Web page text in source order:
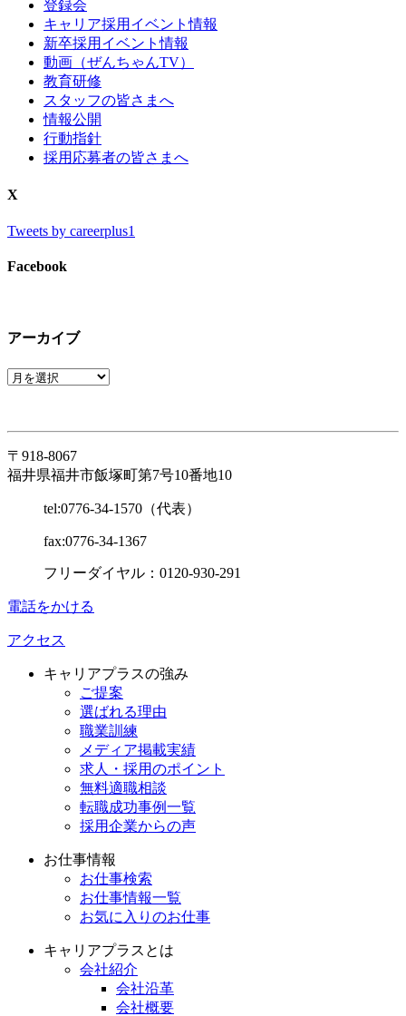
登録会
キャリア採用イベント情報
新卒採用イベント情報
動画（ぜんちゃんTV）
教育研修
スタッフの皆さまへ
情報公開
行動指針
採用応募者の皆さまへ
X
Tweets by careerplus1
Facebook
アーカイブ
〒918-8067
福井県福井市飯塚町第7号10番地10
tel:0776-34-1570（代表）
fax:0776-34-1367
フリーダイヤル：0120-930-291
電話をかける
アクセス
キャリアプラスの強み
ご提案
選ばれる理由
職業訓練
メディア掲載実績
求人・採用のポイント
無料適職相談
転職成功事例一覧
採用企業からの声
お仕事情報
お仕事検索
お仕事情報一覧
お気に入りのお仕事
キャリアプラスとは
会社紹介
会社沿革
会社概要